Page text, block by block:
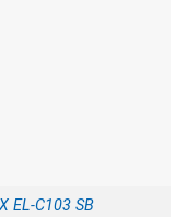
EL-C103 SB